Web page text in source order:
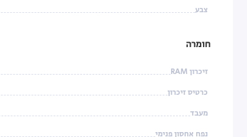
צבע
חומרה
זיכרון RAM
כרטיס זיכרון
מעבד
נפח אחסון פנימי